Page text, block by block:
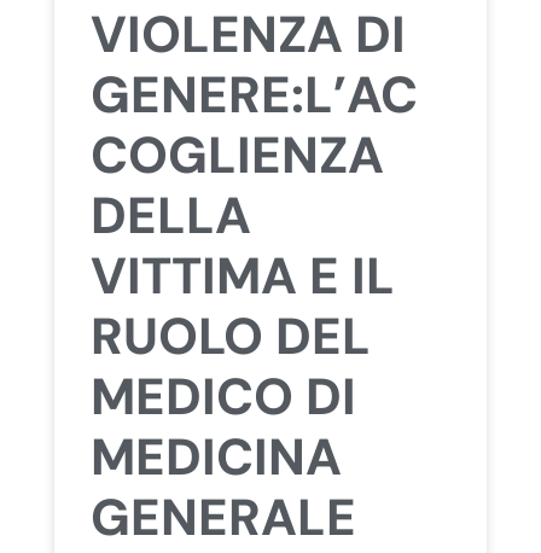
VIOLENZA DI
GENERE:L’AC
COGLIENZA
DELLA
VITTIMA E IL
RUOLO DEL
MEDICO DI
MEDICINA
GENERALE